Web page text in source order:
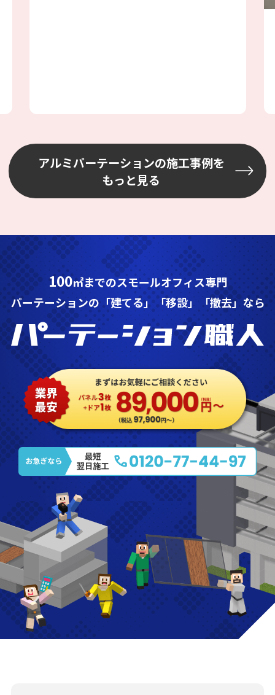
アルミパーテーションの施工事例を
もっと見る
100㎡までのスモールオフィス専門
パーテーションの「建てる」「移設」「撤去」なら